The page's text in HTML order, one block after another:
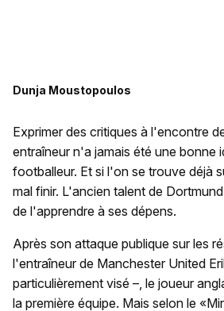
Dunja Moustopoulos
Exprimer des critiques à l'encontre
entraîneur n'a jamais été une bonne
footballeur. Et si l'on se trouve déjà
mal finir. L'ancien talent de
de l'apprendre à ses dépens.
Après son attaque publique sur les
l'entraîneur de Manchester United
particulièrement visé –, le joueur
la première équipe. Mais selon le